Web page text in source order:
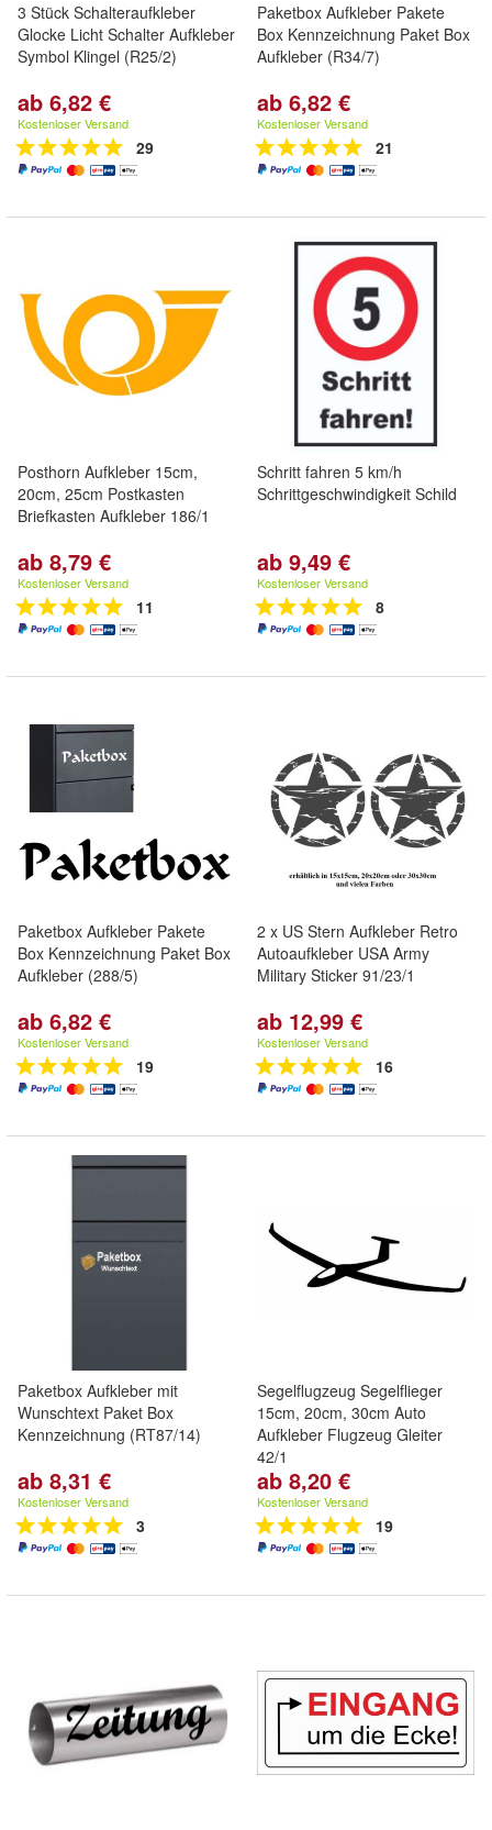
3 Stück Schalteraufkleber
Glocke Licht Schalter Aufkleber
Symbol Klingel (R25/2)
ab 6,82 €
Kostenloser Versand
29
Paketbox Aufkleber Pakete
Box Kennzeichnung Paket Box
Aufkleber (R34/7)
ab 6,82 €
Kostenloser Versand
21
Posthorn Aufkleber 15cm,
20cm, 25cm Postkasten
Briefkasten Aufkleber 186/1
ab 8,79 €
Kostenloser Versand
11
Schritt fahren 5 km/h
Schrittgeschwindigkeit Schild
ab 9,49 €
Kostenloser Versand
8
Paketbox Aufkleber Pakete
Box Kennzeichnung Paket Box
Aufkleber (288/5)
ab 6,82 €
Kostenloser Versand
19
2 x US Stern Aufkleber Retro
Autoaufkleber USA Army
Military Sticker 91/23/1
ab 12,99 €
Kostenloser Versand
16
Paketbox Aufkleber mit
Wunschtext Paket Box
Kennzeichnung (RT87/14)
ab 8,31 €
Kostenloser Versand
3
Segelflugzeug Segelflieger
15cm, 20cm, 30cm Auto
Aufkleber Flugzeug Gleiter
42/1
ab 8,20 €
Kostenloser Versand
19